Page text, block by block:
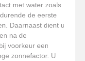
met water zoals
de eerste
Daarnaast dient u
na de
voorkeur een
zonnefactor. U